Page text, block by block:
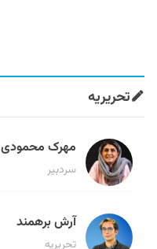
تحریریه
مهرک محمودی
سردبیر
آرش برهمند
تحریریه